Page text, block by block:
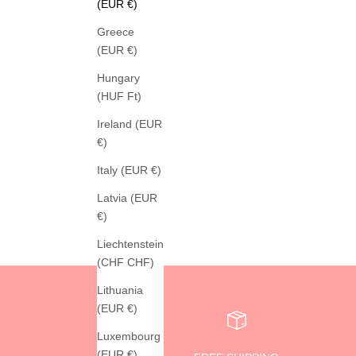
(EUR €)
Greece
(EUR €)
Hungary
(HUF Ft)
Ireland (EUR
€)
Italy (EUR €)
Latvia (EUR
€)
Liechtenstein
(CHF CHF)
Lithuania
(EUR €)
Luxembourg
GREYMARL